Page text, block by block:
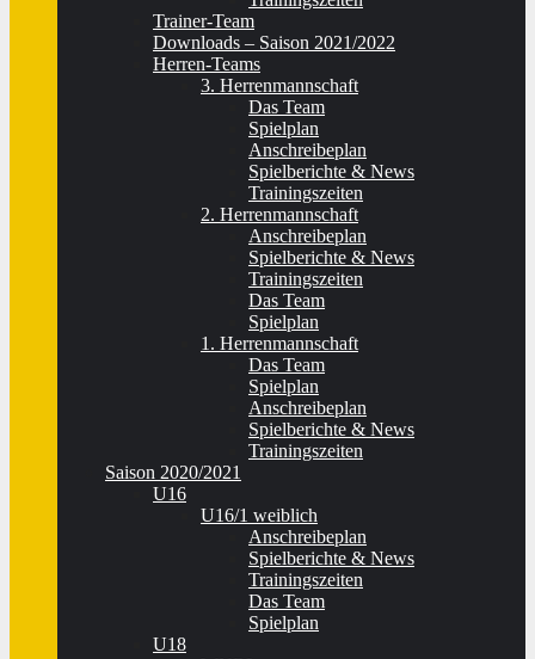
Trainer-Team
Downloads – Saison 2021/2022
Herren-Teams
3. Herrenmannschaft
Das Team
Spielplan
Anschreibeplan
Spielberichte & News
Trainingszeiten
2. Herrenmannschaft
Anschreibeplan
Spielberichte & News
Trainingszeiten
Das Team
Spielplan
1. Herrenmannschaft
Das Team
Spielplan
Anschreibeplan
Spielberichte & News
Trainingszeiten
Saison 2020/2021
U16
U16/1 weiblich
Anschreibeplan
Spielberichte & News
Trainingszeiten
Das Team
Spielplan
U18